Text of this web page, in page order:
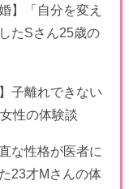
】「自分を変え
たSさん25歳の
子離れできない
性の体験談
な性格が医者に
23才Mさんの体